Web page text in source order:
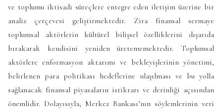
ve toplumu iktisadi süreçlere entegre eden iletişim üzerine bir
analiz çerçevesi geliştirmektedir. Zira finansal sermaye
toplumsal aktörlerin kültürel bilişsel özelliklerini dışarıda
bırakarak kendisini yeniden üretememektedir. Toplumsal
aktörlere enformasyon aktarımı ve bekleyişlerinin yönetimi,
belirlenen para politikası hedeflerine ulaşılması ve bu yolla
sağlanacak finansal piyasaların istikrarı ve derinliği açısından
önemlidir. Dolayısıyla, Merkez Bankası’nın söylemlerinin veri